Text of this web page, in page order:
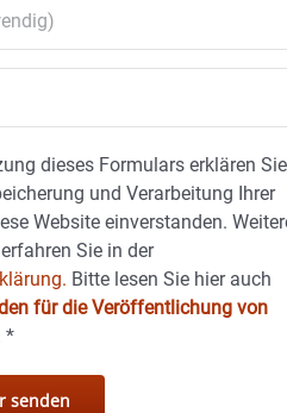
dieses Formulars erklären Sie
und Verarbeitung Ihrer
Website einverstanden.
Sie in der
Bitte lesen Sie hier auch
für die Veröffentlichung von
*